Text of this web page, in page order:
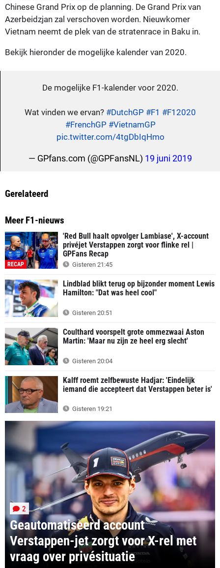
Chinese Grand Prix op de planning. De Grand Prix van
Azerbeidzjan zal verschoven worden. Nieuwkomer
Vietnam neemt de plek van de stratenrace in Baku in.
Bekijk hieronder de mogelijke kalender van 2020.
De mogelijke F1-kalender voor 2020.
Wat vinden we ervan? #DutchGP #F1 #F12020
#FrenchGP #VietnamGP
pic.twitter.com/4tgDbIqHmo
— GPfans.com (@GPFansNL) 19 juni 2019
Gerelateerd
Meer F1-nieuws
RECAP
'Red Bull haalt opvolger Lambiase', X-account
privéjet Verstappen zorgt voor flinke rel |
GPFans Recap
Gisteren 21:45
Lindblad blikt terug op bijzonder moment Lewis
Hamilton: "Dat was heel cool"
Gisteren 20:51
Coulthard voorspelt grote ommezwaai Aston
Martin: 'Maar nu zijn ze heel erg slecht'
Gisteren 20:04
Kalff roemt zelfbewuste Hadjar: 'Eindelijk
iemand die accepteert dat Verstappen beter is'
Gisteren 19:21
Geautomatiseerd account
Verstappen-jet zorgt voor X-rel met
vraag over privésituatie
2